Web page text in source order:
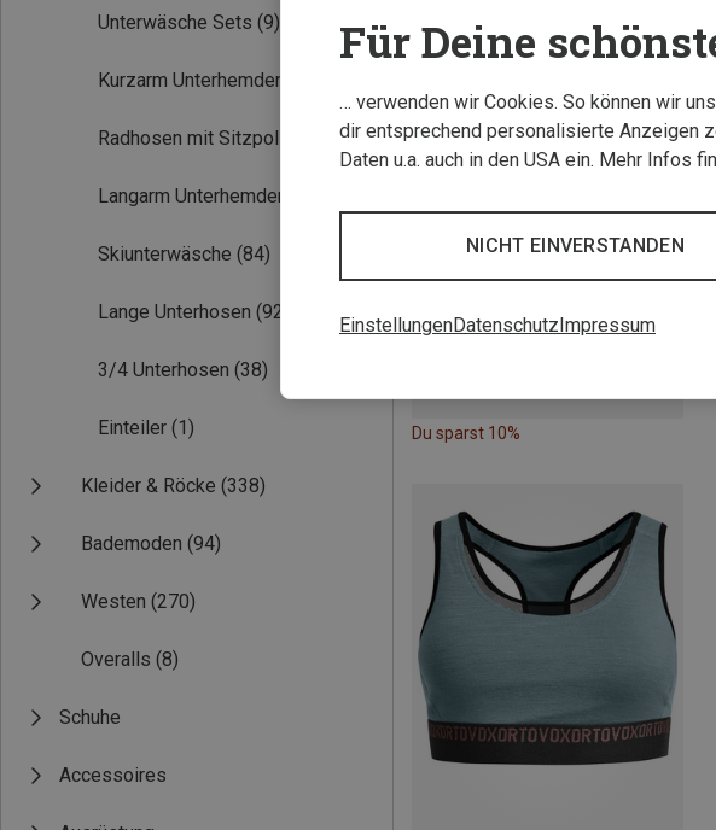
Unterwäsche Sets (9)
Kurzarm Unterhemden
Radhosen mit Sitzpolster (28)
Langarm Unterhemden
Skiunterwäsche (84)
Lange Unterhosen (92)
3/4 Unterhosen (38)
Einteiler (1)
Kleider & Röcke (338)
Bademoden (94)
Westen (270)
Overalls (8)
Schuhe
Accessoires
Du sparst 10%
Für Deine
… verwenden wir Cookies. So können wir
dir entsprechend personalisierte Anzeigen
Daten u.a. auch in den USA ein. Mehr Infos
NICHT EINVERSTANDEN
EinstellungenDatenschutzImpressum